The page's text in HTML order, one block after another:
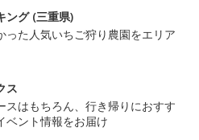
ング (三重県)
った人気いちご狩り農園をエリア
ス
スはもちろん、行き帰りにおすす
ベント情報をお届け